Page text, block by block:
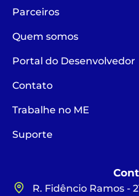
Parceiros
Quem somos
Portal do Desenvolvedor
Contato
Trabalhe no ME
Suporte
R. Fidêncio Ramos -